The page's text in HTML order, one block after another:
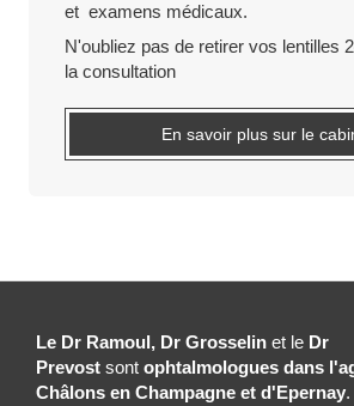
et examens médicaux.
N'oubliez pas de retirer vos lentilles
la consultation
En savoir plus sur le
Le Dr Ramoul, Dr Grosselin et le Dr
Prevost sont ophtalmologues dans
Châlons en Champagne et d'Epernay